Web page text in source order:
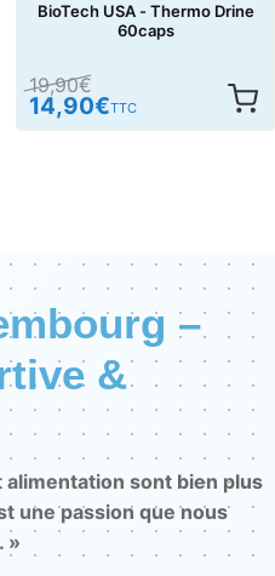
BioTech USA - Thermo Drine
60caps
19,90€
14,90€TTC
–
&
sont bien plus
une passion que nous
»